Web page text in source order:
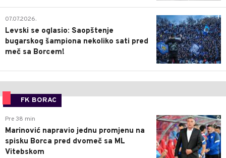
1
07.07.2026.
Levski se oglasio: Saopštenje
bugarskog šampiona nekoliko sati pred
meč sa Borcem!
FK BORAC
0
Pre 38 min
Marinović napravio jednu promjenu na
spisku Borca pred dvomeč sa ML
Vitebskom